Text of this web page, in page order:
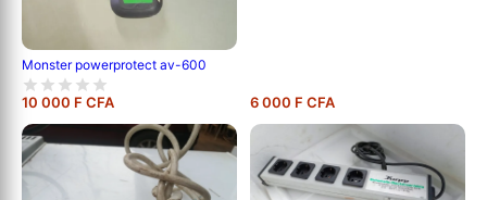
Monster powerprotect av-600
10 000 F CFA 6 000 F CFA